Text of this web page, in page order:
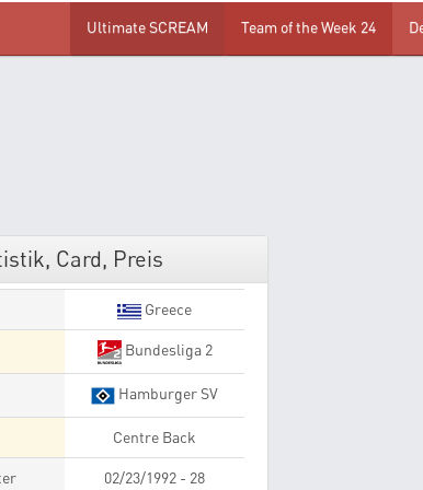
Ultimate SCREAM Team of the Week 24
Card, Preis
Greece
Bundesliga 2
Hamburger SV
Centre Back
02/23/1992 - 28